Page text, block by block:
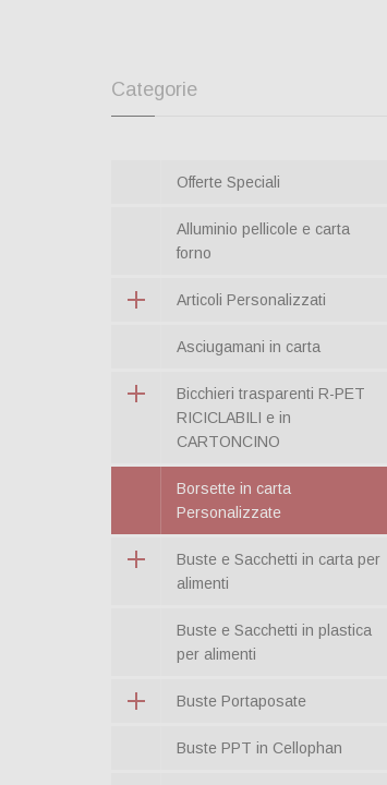
Categorie
Offerte Speciali
Alluminio pellicole e carta
forno
Articoli Personalizzati
Asciugamani in carta
Bicchieri trasparenti R-PET
RICICLABILI e in
CARTONCINO
Borsette in carta
Personalizzate
Buste e Sacchetti in carta per
alimenti
Buste e Sacchetti in plastica
per alimenti
Buste Portaposate
Buste PPT in Cellophan